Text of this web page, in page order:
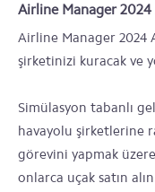
Airline Manager 2024
Airline Manager 2024
şirketinizi kuracak ve
Simülasyon tabanlı
havayolu şirketlerine
görevini yapmak
onlarca uçak satın